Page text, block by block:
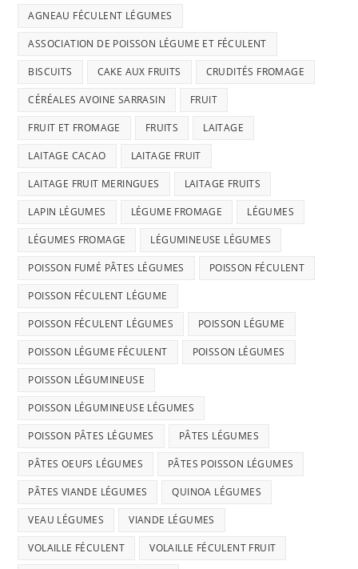
AGNEAU FÉCULENT LÉGUMES
ASSOCIATION DE POISSON LÉGUME ET FÉCULENT
BISCUITS CAKE AUX FRUITS CRUDITÉS FROMAGE
CÉRÉALES AVOINE SARRASIN FRUIT
FRUIT ET FROMAGE FRUITS LAITAGE
LAITAGE CACAO LAITAGE FRUIT
LAITAGE FRUIT MERINGUES LAITAGE FRUITS
LAPIN LÉGUMES LÉGUME FROMAGE LÉGUMES
LÉGUMES FROMAGE LÉGUMINEUSE LÉGUMES
POISSON FUMÉ PÂTES LÉGUMES POISSON FÉCULENT
POISSON FÉCULENT LÉGUME
POISSON FÉCULENT LÉGUMES POISSON LÉGUME
POISSON LÉGUME FÉCULENT POISSON LÉGUMES
POISSON LÉGUMINEUSE
POISSON LÉGUMINEUSE LÉGUMES
POISSON PÂTES LÉGUMES PÂTES LÉGUMES
PÂTES OEUFS LÉGUMES PÂTES POISSON LÉGUMES
PÂTES VIANDE LÉGUMES QUINOA LÉGUMES
VEAU LÉGUMES VIANDE LÉGUMES
VOLAILLE FÉCULENT VOLAILLE FÉCULENT FRUIT